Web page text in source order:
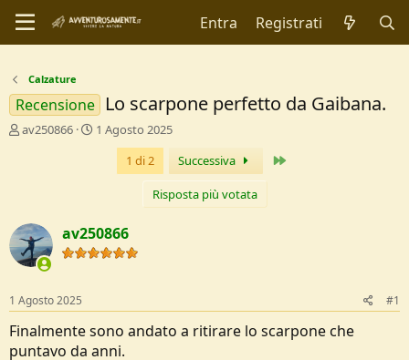
Entra Registrati
Calzature
Recensione Lo scarpone perfetto da Gaibana.
C
r
e
D
s
c
u
s
av250866
D
I
n
i
o
1 Agosto 2025
1 di 2
Successiva
Risposta più votata
av250866
1 Agosto 2025 #1
Finalmente sono andato a ritirare lo scarpone che
puntavo da anni.